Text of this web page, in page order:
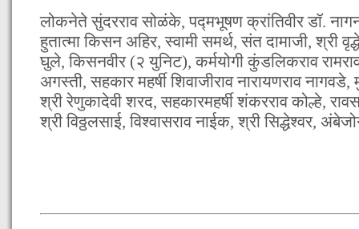
लोकनेते सुंदरराव सोळंके, पद्मभूषण क्रांतिवीर डॉ.
हुतात्मा किसन अहिर, स्वामी समर्थ, संत दामाजी, श्री
घुले, किसनवीर (२ युनिट), कर्मयोगी कुंडलिकराव
अगस्ती, सहकार महर्षी शिवाजीराव नारायणराव नागवडे,
श्री रेणुकादेवी शरद, सहकारमहर्षी शंकरराव कोल्हे,
श्री विठ्ठलसाई, विश्वासराव नाईक, श्री सिद्धेश्वर,